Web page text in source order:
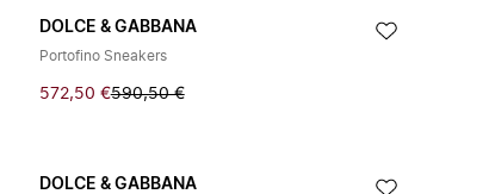
DOLCE & GABBANA
Portofino Sneakers
572,50 €590,50 €
DOLCE & GABBANA